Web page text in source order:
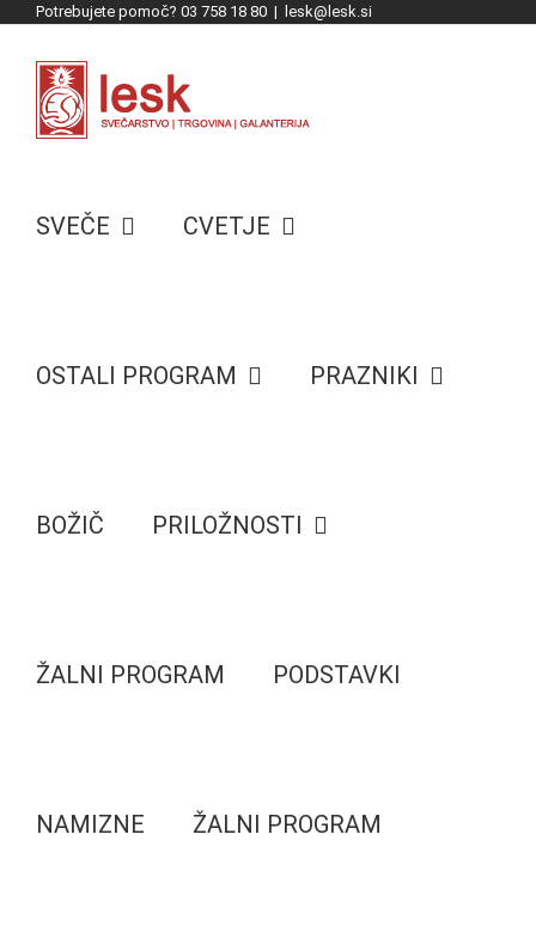
content
Potrebujete pomoč? 03 758 18 80 | lesk@lesk.si
SVEČE CVETJE
OSTALI PROGRAM PRAZNIKI
BOŽIČ PRILOŽNOSTI
ŽALNI PROGRAM PODSTAVKI
NAMIZNE ŽALNI PROGRAM